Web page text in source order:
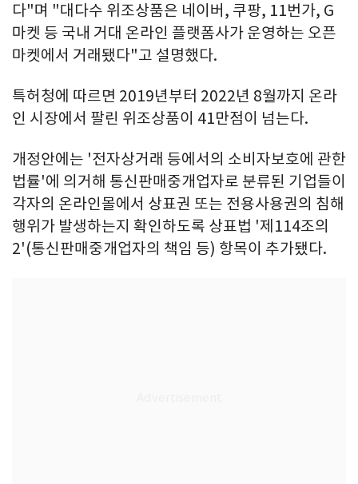
다"며 "대다수 위조상품은 네이버, 쿠팡, 11번가, G
마켓 등 국내 거대 온라인 플랫폼사가 운영하는 오픈
마켓에서 거래됐다"고 설명했다.
특허청에 따르면 2019년부터 2022년 8월까지 온라
인 시장에서 팔린 위조상품이 41만점이 넘는다.
개정안에는 '전자상거래 등에서의 소비자보호에 관한
법률'에 의거해 통신판매중개업자로 분류된 기업들이
각자의 온라인몰에서 상표권 또는 전용사용권의 침해
행위가 발생하는지 확인하도록 상표법 '제114조의
2'(통신판매중개업자의 책임 등) 항목이 추가됐다.